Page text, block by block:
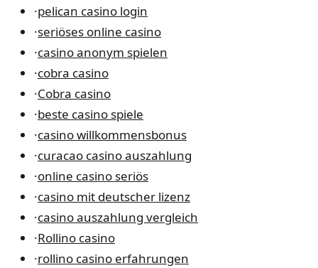
·pelican casino login
·seriöses online casino
·casino anonym spielen
·cobra casino
·Cobra casino
·beste casino spiele
·casino willkommensbonus
·curacao casino auszahlung
·online casino seriös
·casino mit deutscher lizenz
·casino auszahlung vergleich
·Rollino casino
·rollino casino erfahrungen